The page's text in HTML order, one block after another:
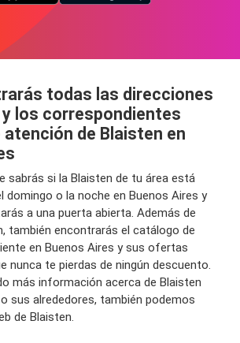
todas las direcciones
los correspondientes
atención de Blaisten en
sabrás si la Blaisten de tu área está
domingo o la noche en Buenos Aires y
a una puerta abierta. Además de
también encontrarás el catálogo de
en Buenos Aires y sus ofertas
nunca te pierdas de ningún descuento.
más información acerca de Blaisten
sus alrededores, también podemos
de Blaisten.